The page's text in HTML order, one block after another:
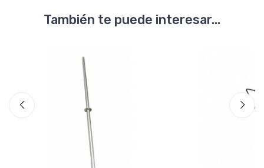
También te puede interesar...